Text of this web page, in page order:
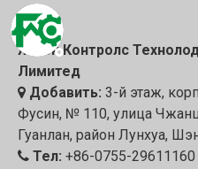
Янсон Контролс
Лимитед
 Добавить: 3-й этаж,
Фусин, № 110, улица
Гуанлан, район Лунхуа,
 Тел: +86-0755-29611160